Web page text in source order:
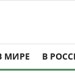
МИРЕ В